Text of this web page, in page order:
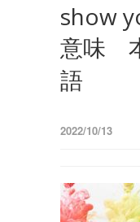
show
意味
語
2022/10/13